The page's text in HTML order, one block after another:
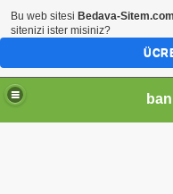
Bu web sitesi Bedava-Sitem.com
sitenizi ister misiniz?